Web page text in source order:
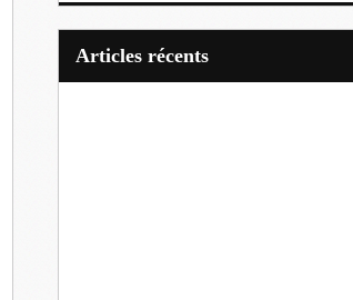
articles récents